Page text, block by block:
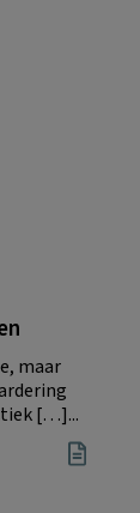
maar
[…]...